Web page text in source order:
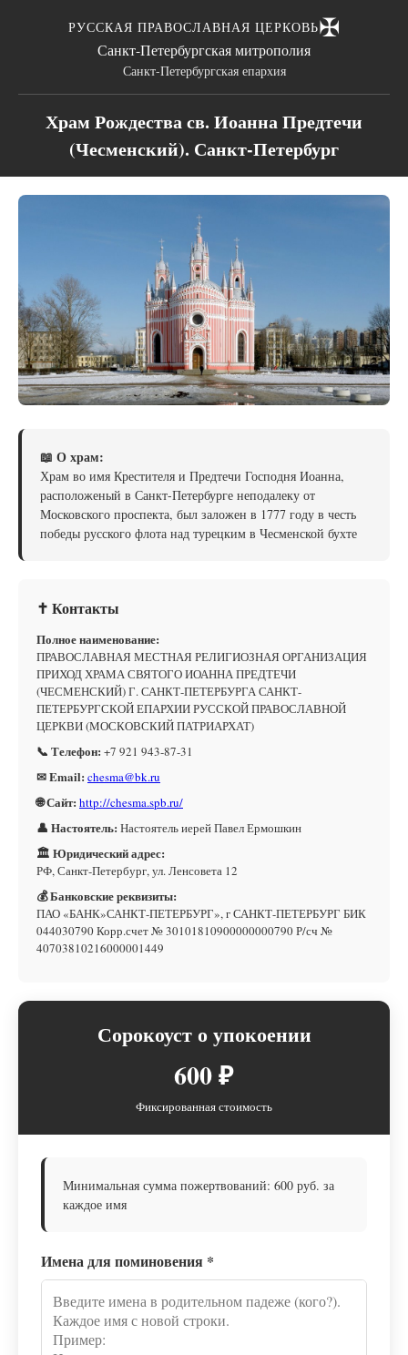
РУССКАЯ ПРАВОСЛАВНАЯ ЦЕРКОВЬ✠
Санкт-Петербургская митрополия
Санкт-Петербургская епархия
Храм Рождества св. Иоанна Предтечи
(Чесменский). Санкт-Петербург
📖 О храм:
Храм во имя Крестителя и Предтечи Господня Иоанна,
расположеный в Санкт-Петербурге неподалеку от
Московского проспекта, был заложен в 1777 году в честь
победы русского флота над турецким в Чесменской бухте
✝ Контакты
Полное наименование:
ПРАВОСЛАВНАЯ МЕСТНАЯ РЕЛИГИОЗНАЯ ОРГАНИЗАЦИЯ
ПРИХОД ХРАМА СВЯТОГО ИОАННА ПРЕДТЕЧИ
(ЧЕСМЕНСКИЙ) Г. САНКТ-ПЕТЕРБУРГА САНКТ-
ПЕТЕРБУРГСКОЙ ЕПАРХИИ РУССКОЙ ПРАВОСЛАВНОЙ
ЦЕРКВИ (МОСКОВСКИЙ ПАТРИАРХАТ)
📞 Телефон: +7 921 943-87-31
✉ Email: chesma@bk.ru
🌐 Сайт: http://chesma.spb.ru/
👤 Настоятель: Настоятель иерей Павел Ермошкин
🏛 Юридический адрес:
РФ, Санкт-Петербург, ул. Ленсовета 12
💰 Банковские реквизиты:
ПАО «БАНК»САНКТ-ПЕТЕРБУРГ», г САНКТ-ПЕТЕРБУРГ БИК
044030790 Корр.счет № 30101810900000000790 Р/сч №
40703810216000001449
Сорокоуст о упокоении
600 ₽
Фиксированная стоимость
Минимальная сумма пожертвований: 600 руб. за
каждое имя
Имена для поминовения *